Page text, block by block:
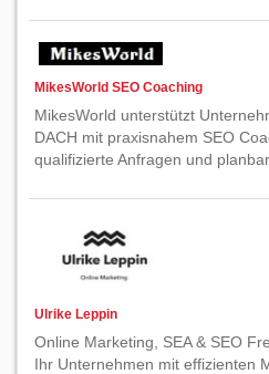
MikesWorld SEO Coaching
MikesWorld unterstützt
DACH mit praxisnahem SEO
qualifizierte Anfragen und
Ulrike Leppin
Online Marketing, SEA & SEO
Ihr Unternehmen mit effizienten